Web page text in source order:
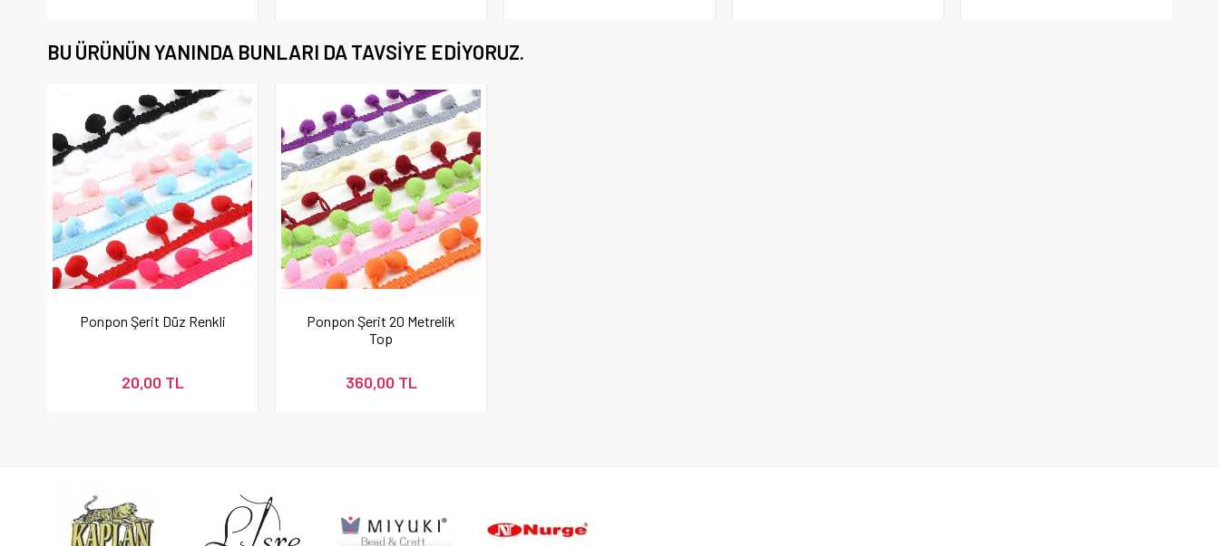
BU ÜRÜNÜN YANINDA BUNLARI DA TAVSIYE EDIYORUZ.
Ponpon Şerit Düz Renkli
20,00 TL
Ponpon Şerit 20 Metrelik
Top
360,00 TL